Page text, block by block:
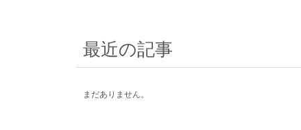
最近の記事
まだありません。